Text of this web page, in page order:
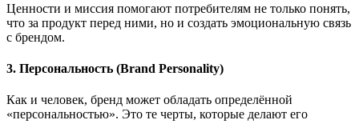
Ценности и миссия помогают потребителям не только понять,
что за продукт перед ними, но и создать эмоциональную связь
с брендом.
3. Персональность (Brand Personality)
Как и человек, бренд может обладать определённой
«персональностью». Это те черты, которые делают его